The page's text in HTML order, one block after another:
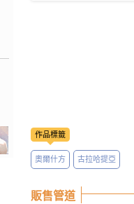
作品標籤
奧爾什方 古拉哈提亞
販售管道